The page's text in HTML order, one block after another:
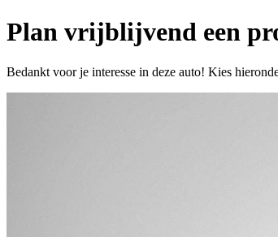
Plan vrijblijvend een
Bedankt voor je interesse in deze auto! Kies